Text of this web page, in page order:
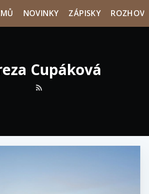
NOVINKY ZÁPISKY
Cupáková